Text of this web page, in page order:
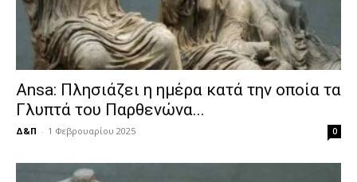
meaning
pornhun
pornAnsa: Πλησιάζει η ημέρα κατά την οποία τα
Γλυπτά του Παρθενώνα...
Δ&Π - 1 Φεβρουαρίου 2025 0